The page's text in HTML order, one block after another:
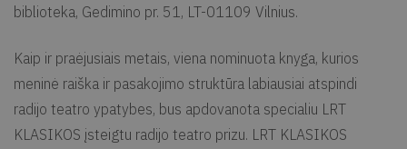
biblioteka, Gedimino pr. 51, LT-01109 Vilnius.
Kaip ir praėjusiais metais, viena nominuota knyga, kurios
meninė raiška ir pasakojimo struktūra labiausiai atspindi
radijo teatro ypatybes, bus apdovanota specialiu LRT
KLASIKOS įsteigtu radijo teatro prizu. LRT KLASIKOS